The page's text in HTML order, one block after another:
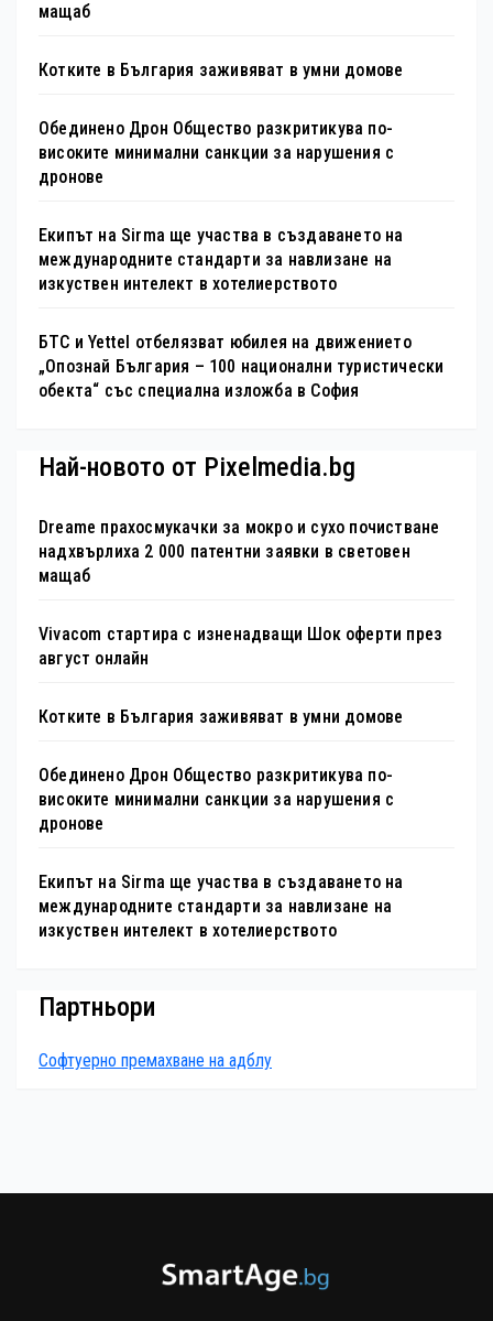
мащаб
Котките в България заживяват в умни домове
Обединено Дрон Общество разкритикува по-
високите минимални санкции за нарушения с
дронове
Екипът на Sirma ще участва в създаването на
международните стандарти за навлизане на
изкуствен интелект в хотелиерството
БТС и Yettel отбелязват юбилея на движението
„Опознай България – 100 национални туристически
обекта“ със специална изложба в София
Най-новото от Pixelmedia.bg
Dreame прахосмукачки за мокро и сухо почистване
надхвърлиха 2 000 патентни заявки в световен
мащаб
Vivacom стартира с изненадващи Шок оферти през
август онлайн
Котките в България заживяват в умни домове
Обединено Дрон Общество разкритикува по-
високите минимални санкции за нарушения с
дронове
Екипът на Sirma ще участва в създаването на
международните стандарти за навлизане на
изкуствен интелект в хотелиерството
Партньори
Софтуерно премахване на адблу